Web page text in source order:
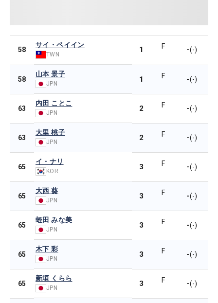
58
サイ・ペイイン
TWN
1 F -(-)
58
山本 景子
JPN 1 F -(-)
63
内田 ことこ
JPN 2 F -(-)
63
大里 桃子
JPN 2 F -(-)
65
イ・ナリ
KOR 3 F -(-)
65
大西 葵
JPN 3 F -(-)
65
蛭田 みな美
JPN 3 F -(-)
65
木下 彩
JPN 3 F -(-)
65
新垣 くらら
JPN 3 F -(-)